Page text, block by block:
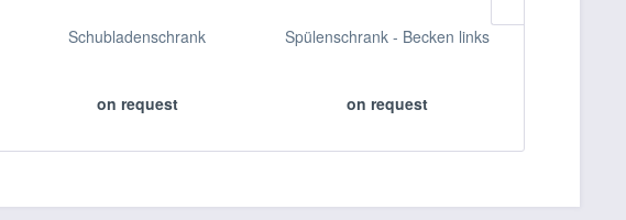
Schubladenschrank
on request
Spülenschrank - Becken links
on request